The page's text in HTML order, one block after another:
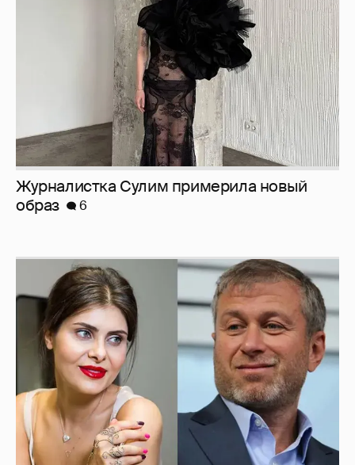
Журналистка Сулим примерила новый
образ
6